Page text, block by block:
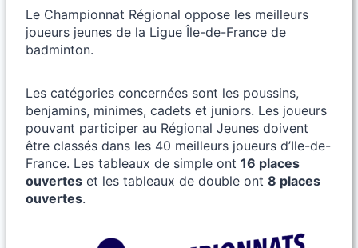
Le Championnat Régional oppose les meilleurs
joueurs jeunes de la Ligue Île-de-France de
badminton.
Les catégories concernées sont les poussins,
benjamins, minimes, cadets et juniors. Les joueurs
pouvant participer au Régional Jeunes doivent
être classés dans les 40 meilleurs joueurs d’Ile-de-
France. Les tableaux de simple ont 16 places
ouvertes et les tableaux de double ont 8 places
ouvertes.